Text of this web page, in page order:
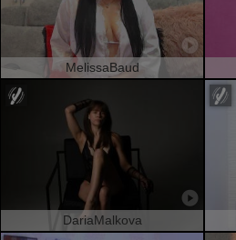
MelissaBaud
DariaMalkova